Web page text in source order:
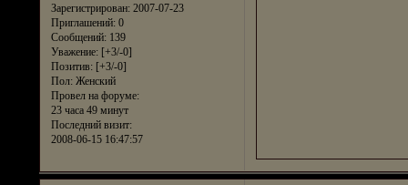
Зарегистрирован: 2007-07-23
Приглашений:0
Сообщений:139
Уважение: [+3/-0]
Позитив: [+3/-0]
Пол:Женский
Провел на форуме:
23 часа 49 минут
Последний визит:
2008-06-15 16:47:57